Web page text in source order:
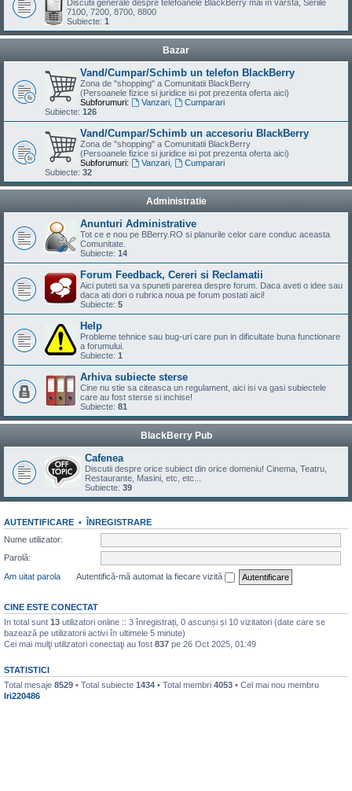
Discutii generale despre telefoanele BlackBerry mai în varsta, Seriile
7100, 7200, 8700, 8800
Subiecte: 1
Bazar
Vand/Cumpar/Schimb un telefon BlackBerry
Zona de "shopping" a Comunitatii BlackBerry
(Persoanele fizice si juridice isi pot prezenta oferta aici)
Subforumuri:
Vanzari,
Cumparari
Subiecte: 126
Vand/Cumpar/Schimb un accesoriu BlackBerry
Zona de "shopping" a Comunitatii BlackBerry
(Persoanele fizice si juridice isi pot prezenta oferta aici)
Subforumuri:
Vanzari,
Cumparari
Subiecte: 32
Administratie
Anunturi Administrative
Tot ce e nou pe BBerry.RO si planurile celor care conduc aceasta
Comunitate.
Subiecte: 14
Forum Feedback, Cereri si Reclamatii
Aici puteti sa va spuneti parerea despre forum. Daca aveti o idee sau
daca ati dori o rubrica noua pe forum postati aici!
Subiecte: 5
Help
Probleme tehnice sau bug-uri care pun in dificultate buna functionare
a forumului.
Subiecte: 1
Arhiva subiecte sterse
Cine nu stie sa citeasca un regulament, aici isi va gasi subiectele
care au fost sterse si inchise!
Subiecte: 81
BlackBerry Pub
Cafenea
Discutii despre orice subiect din orice domeniu! Cinema, Teatru,
Restaurante, Masini, etc, etc...
Subiecte: 39
AUTENTIFICARE • ÎNREGISTRARE
Nume utilizator:
Parolă:
Am uitat parola
Autentifică-mă automat la fiecare vizită
CINE ESTE CONECTAT
In total sunt 13 utilizatori online :: 3 înregistrați, 0 ascunși și 10 vizitatori (date care se
bazează pe utilizatorii activi în ultimele 5 minute)
Cei mai mulţi utilizatori conectaţi au fost 837 pe 26 Oct 2025, 01:49
STATISTICI
Total mesaje 8529 • Total subiecte 1434 • Total membri 4053 • Cel mai nou membru
Iri220486